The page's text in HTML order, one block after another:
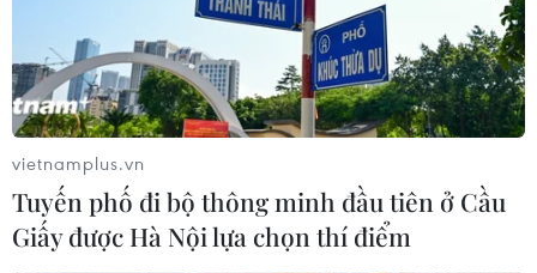
Nắng nóng mở rộng từ Bắc Bộ xuống
Trung Bộ, có nơi trên 38 độ C
19/06/2016 01:34
Chủ nhật (19/6), nắng nóng diện rộng tiếp tục xảy ra tại
vietnamplus.vn
Tuyến phố đi bộ thông minh đầu tiên ở Cầu
Giấy được Hà Nội lựa chọn thí điểm